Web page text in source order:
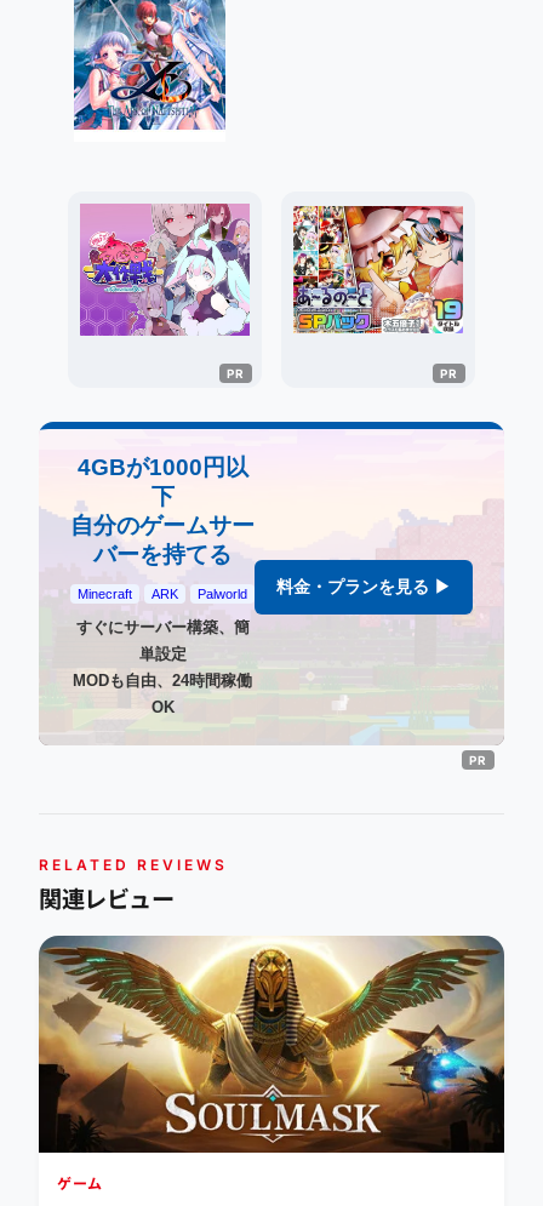
4GBが1000円以
下
自分のゲームサー
バーを持てる
Minecraft ARK Palworld
すぐにサーバー構築、簡
単設定
MODも自由、24時間稼働
OK
料金・プランを見る ▶
RELATED REVIEWS
関連レビュー
ゲーム